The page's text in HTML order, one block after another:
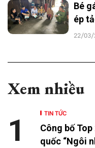
Bé
ép
22/03/
Xem nhiều
TIN TỨC
Công bố
quốc “Ngôi
1